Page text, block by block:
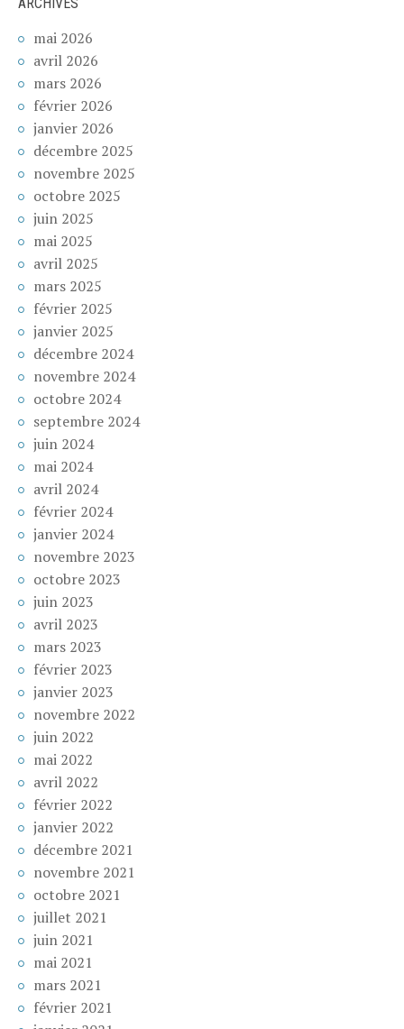
mai 2026
avril 2026
mars 2026
février 2026
janvier 2026
décembre 2025
novembre 2025
octobre 2025
juin 2025
mai 2025
avril 2025
mars 2025
février 2025
janvier 2025
décembre 2024
novembre 2024
octobre 2024
septembre 2024
juin 2024
mai 2024
avril 2024
février 2024
janvier 2024
novembre 2023
octobre 2023
juin 2023
avril 2023
mars 2023
février 2023
janvier 2023
novembre 2022
juin 2022
mai 2022
avril 2022
février 2022
janvier 2022
décembre 2021
novembre 2021
octobre 2021
juillet 2021
juin 2021
mai 2021
mars 2021
février 2021